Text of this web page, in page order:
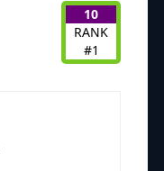
10
RANK
#1